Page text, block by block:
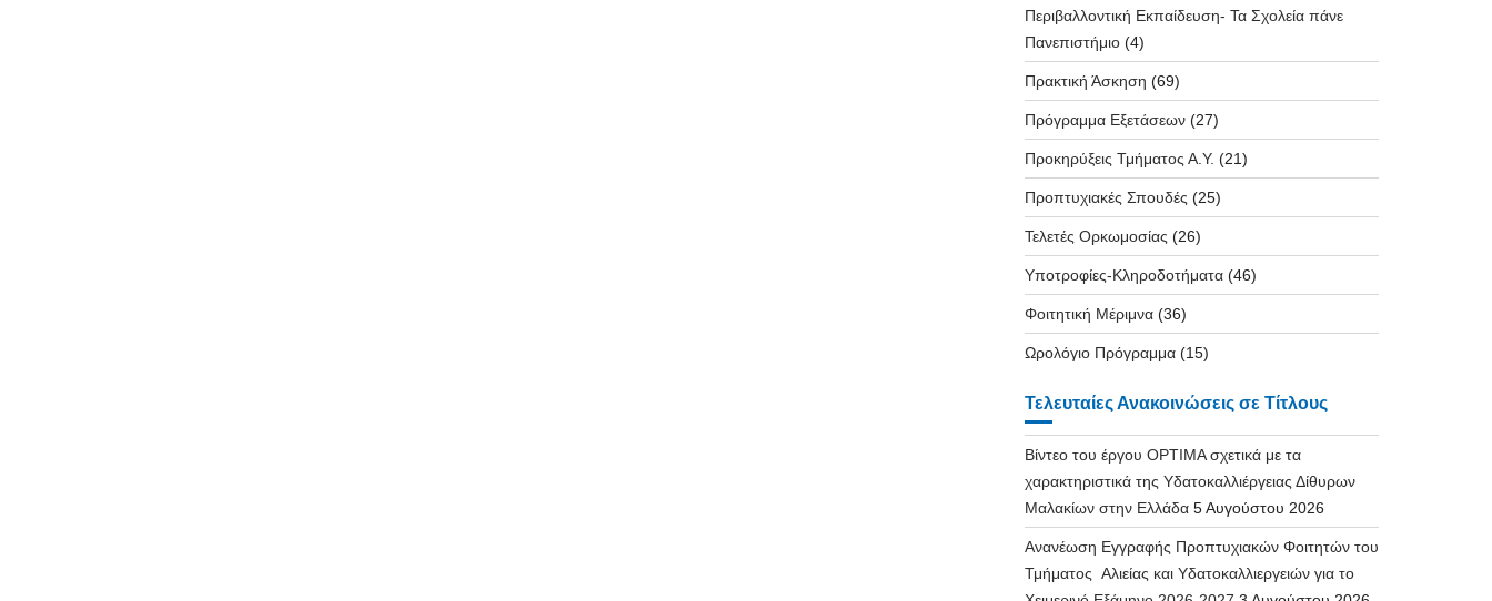
Περιβαλλοντική Εκπαίδευση- Τα Σχολεία πάνε
Πανεπιστήμιο(4)
Πρακτική Άσκηση (69)
Πρόγραμμα Εξετάσεων(27)
Προκηρύξεις Τμήματος Α.Υ. (21)
Προπτυχιακές Σπουδές (25)
Τελετές Ορκωμοσίας (26)
Υποτροφίες-Κληροδοτήματα(46)
Φοιτητική Μέριμνα(36)
Ωρολόγιο Πρόγραμμα(15)
Τελευταίες Ανακοινώσεις σε Τίτλους
Βίντεο του έργου OPTIMA σχετικά με τα
χαρακτηριστικά της Υδατοκαλλιέργειας Δίθυρων
Μαλακίων στην Ελλάδα 5 Αυγούστου 2026
Ανανέωση Εγγραφής Προπτυχιακών Φοιτητών του
Τμήματος Αλιείας και Υδατοκαλλιεργειών για το